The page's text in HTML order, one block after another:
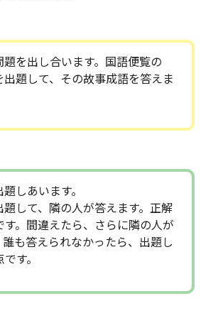
題を出し合います。国語便覧の
出題して、その故事成語を答えま
しあいます。
題して、隣の人が答えます。正解
す。間違えたら、さらに隣の人が
誰も答えられなかったら、出題し
す。